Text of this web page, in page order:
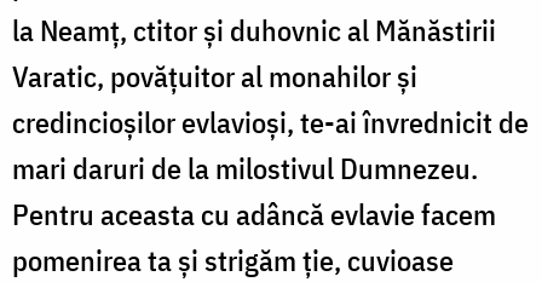
la Neamţ, ctitor şi duhovnic al Mănăstirii
Varatic, povăţuitor al monahilor şi
credincioşilor evlavioşi, te-ai învrednicit de
mari daruri de la milostivul Dumnezeu.
Pentru aceasta cu adâncă evlavie facem
pomenirea ta şi strigăm ţie, cuvioase